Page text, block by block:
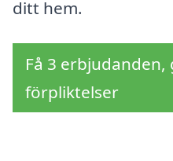
ditt hem.
Få 3
förpliktelser